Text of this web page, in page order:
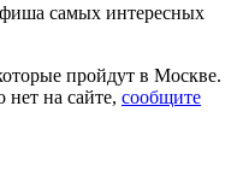
самых интересных
пройдут в Москве.
нет на сайте, сообщите